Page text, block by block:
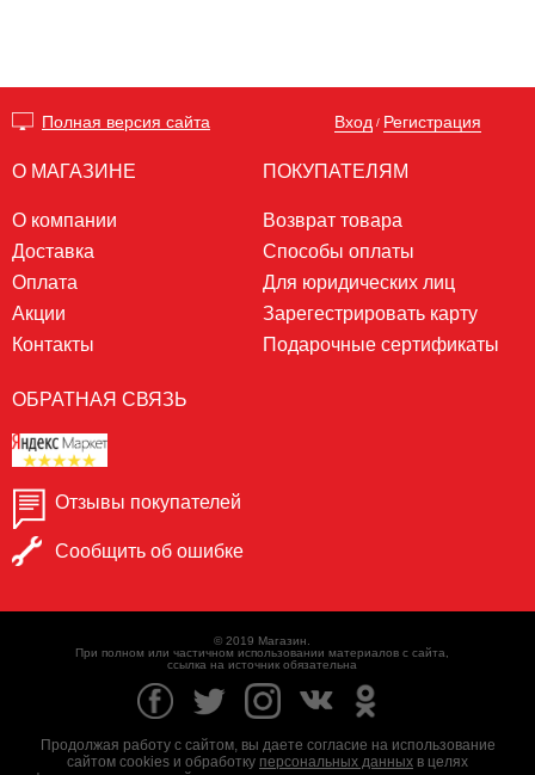
Полная версия сайта Вход / Регистрация
О МАГАЗИНЕ
О компании
Доставка
Оплата
Акции
Контакты
ПОКУПАТЕЛЯМ
Возврат товара
Способы оплаты
Для юридических лиц
Зарегестрировать карту
Подарочные сертификаты
ОБРАТНАЯ СВЯЗЬ
Отзывы покупателей
Сообщить об ошибке
© 2019 Магазин.
При полном или частичном использовании материалов с сайта,
ссылка на источник обязательна
Продолжая работу с сайтом, вы даете согласие на использование
сайтом cookies и обработку персональных данных в целях